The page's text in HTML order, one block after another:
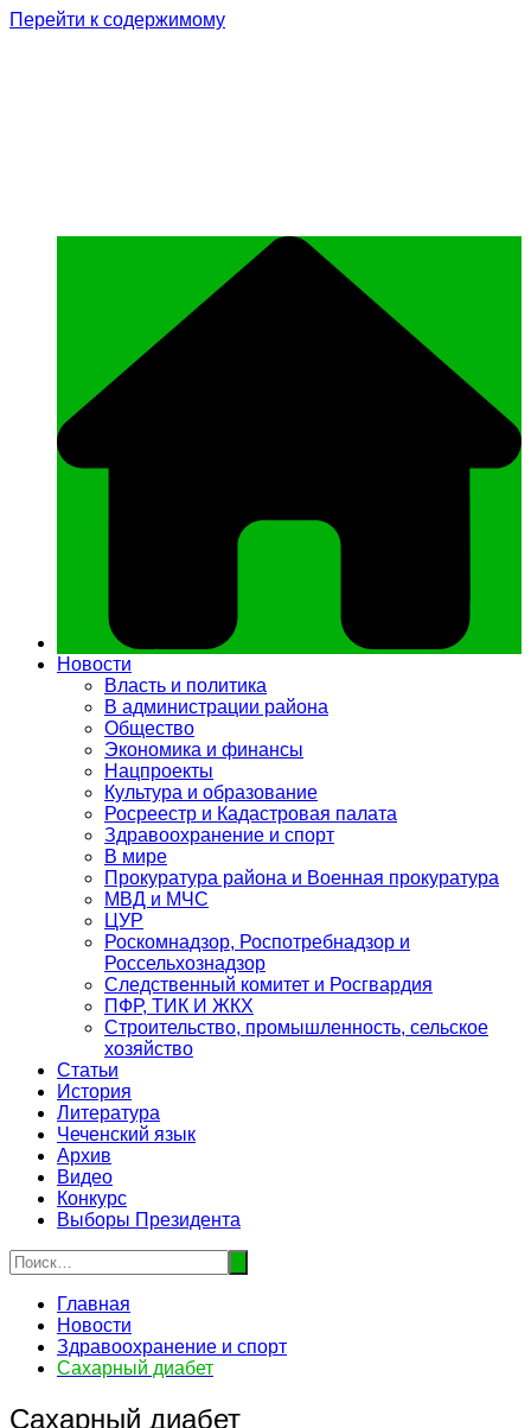
Перейти к содержимому
Новости
Власть и политика
В администрации района
Общество
Экономика и финансы
Нацпроекты
Культура и образование
Росреестр и Кадастровая палата
Здравоохранение и спорт
В мире
Прокуратура района и Военная прокуратура
МВД и МЧС
ЦУР
Роскомнадзор, Роспотребнадзор и
Россельхознадзор
Следственный комитет и Росгвардия
ПФР, ТИК И ЖКХ
Строительство, промышленность, сельское
хозяйство
Статьи
История
Литература
Чеченский язык
Архив
Видео
Конкурс
Выборы Президента
Главная
Новости
Здравоохранение и спорт
Сахарный диабет
Сахарный диабет